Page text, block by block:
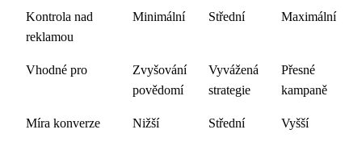
Kontrola nad
reklamou
Minimální Střední Maximální
Vhodné pro
Zvyšování
povědomí
Vyvážená
strategie
Přesné
kampaně
Míra konverze Nižší Střední Vyšší